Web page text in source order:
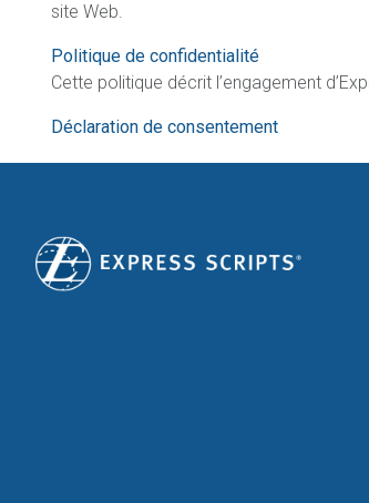
site Web.
Politique de confidentialité
Cette politique décrit l’engagement
Déclaration de consentement